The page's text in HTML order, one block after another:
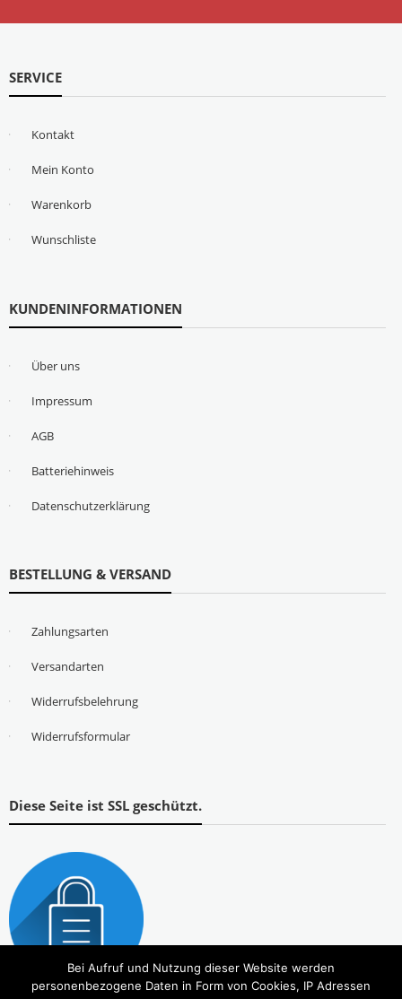
SERVICE
Kontakt
Mein Konto
Warenkorb
Wunschliste
KUNDENINFORMATIONEN
Über uns
Impressum
AGB
Batteriehinweis
Datenschutzerklärung
BESTELLUNG & VERSAND
Zahlungsarten
Versandarten
Widerrufsbelehrung
Widerrufsformular
Diese Seite ist SSL geschützt.
Bei Aufruf und Nutzung dieser Website werden
personenbezogene Daten in Form von Cookies, IP Adressen